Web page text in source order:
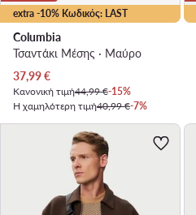
extra -10% Κωδικός: LAST
Columbia
Τσαντάκι Μέσης · Μαύρο
Τρέχουσα τιμή
37,99€
Κανονική τιμή44,99 €-15%
Η χαμηλότερη τιμή40,99 €-7%